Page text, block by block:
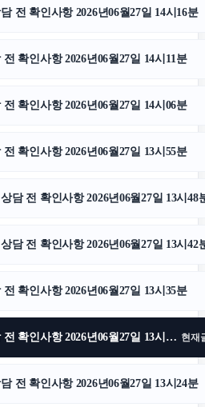
전 확인사항 2026년06월27일 14시16분
확인사항 2026년06월27일 14시11분
확인사항 2026년06월27일 14시06분
확인사항 2026년06월27일 13시55분
담 전 확인사항 2026년06월27일 13시48
담 전 확인사항 2026년06월27일 13시42
확인사항 2026년06월27일 13시35분
서울암요양병원 상담 전 확인사항 2026년06월27일 13시28분 현재
전 확인사항 2026년06월27일 13시24분